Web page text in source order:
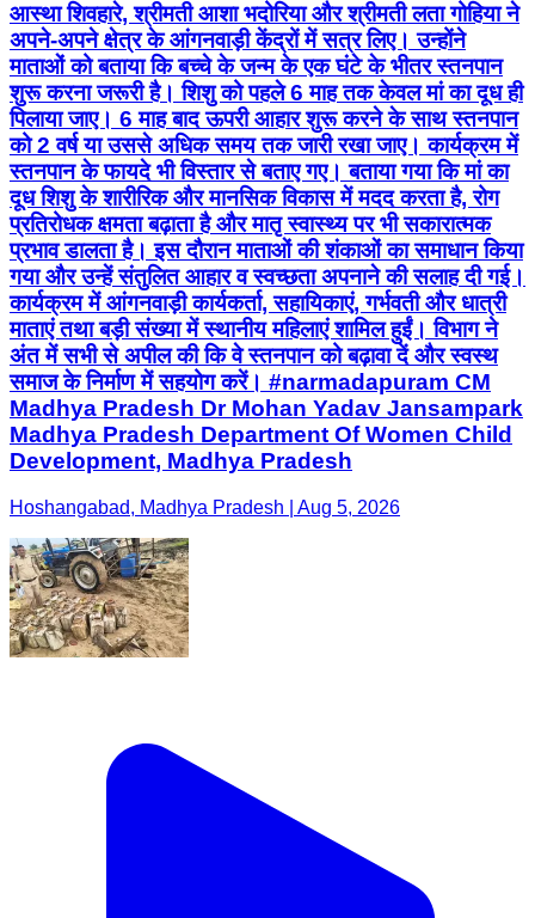
आस्था शिवहारे, श्रीमती आशा भदोरिया और श्रीमती लता गोहिया ने
अपने-अपने क्षेत्र के आंगनवाड़ी केंद्रों में सत्र लिए। उन्होंने
माताओं को बताया कि बच्चे के जन्म के एक घंटे के भीतर स्तनपान
शुरू करना जरूरी है। शिशु को पहले 6 माह तक केवल मां का दूध ही
पिलाया जाए। 6 माह बाद ऊपरी आहार शुरू करने के साथ स्तनपान
को 2 वर्ष या उससे अधिक समय तक जारी रखा जाए। कार्यक्रम में
स्तनपान के फायदे भी विस्तार से बताए गए। बताया गया कि मां का
दूध शिशु के शारीरिक और मानसिक विकास में मदद करता है, रोग
प्रतिरोधक क्षमता बढ़ाता है और मातृ स्वास्थ्य पर भी सकारात्मक
प्रभाव डालता है। इस दौरान माताओं की शंकाओं का समाधान किया
गया और उन्हें संतुलित आहार व स्वच्छता अपनाने की सलाह दी गई।
कार्यक्रम में आंगनवाड़ी कार्यकर्ता, सहायिकाएं, गर्भवती और धात्री
माताएं तथा बड़ी संख्या में स्थानीय महिलाएं शामिल हुईं। विभाग ने
अंत में सभी से अपील की कि वे स्तनपान को बढ़ावा दें और स्वस्थ
समाज के निर्माण में सहयोग करें। #narmadapuram CM
Madhya Pradesh Dr Mohan Yadav Jansampark
Madhya Pradesh Department Of Women Child
Development, Madhya Pradesh
Hoshangabad, Madhya Pradesh | Aug 5, 2026